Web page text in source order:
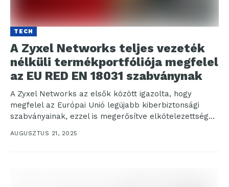
TECH
A Zyxel Networks teljes vezeték
nélküli termékportfóliója megfelel
az EU RED EN 18031 szabványnak
A Zyxel Networks az elsők között igazolta, hogy
megfelel az Európai Unió legújabb kiberbiztonsági
szabványainak, ezzel is megerősítve elkötelezettségét
AUGUSZTUS 21, 2025